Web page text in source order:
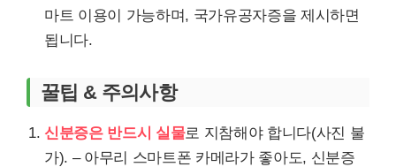
마트 이용이 가능하며, 국가유공자증을 제시하면
됩니다.
꿀팁 & 주의사항
신분증은 반드시 실물로 지참해야 합니다(사진 불
가). – 아무리 스마트폰 카메라가 좋아도, 신분증